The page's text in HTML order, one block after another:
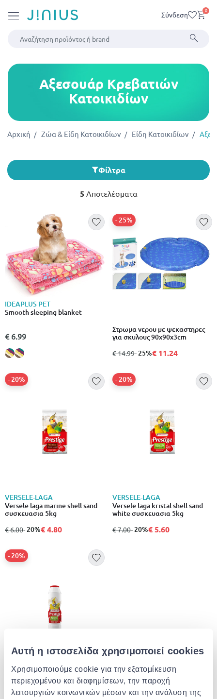
Αυτή η ιστοσελίδα χρησιμοποιεί cookies
Χρησιμοποιούμε cookie για την εξατομίκευση
περιεχομένου και διαφημίσεων, την παροχή
λειτουργιών κοινωνικών μέσων και την ανάλυση της
Σύνδεση 0
Αξεσουάρ Κρεβατιών
Κατοικιδίων
Αρχική Ζώα & Είδη Κατοικιδίων Είδη Κατοικιδίων
Φίλτρα
5Αποτελέσματα
IDEAPLUS PET
Smooth sleeping blanket
€ 6.99
Στρωμα νερου με ψεκαστηρες
για σκυλους 90x90x3cm
από
€ 14.99σε
- 25%
- 25%€ 11.24
VERSELE-LAGA
Versele laga marine shell sand
συσκευασια 5kg
από
€ 6.00σε
- 20%
- 20%€ 4.80
VERSELE-LAGA
Versele laga kristal shell sand
white συσκευασια 5kg
από
€ 7.00σε
- 20%
- 20%€ 5.60
VERSELE-LAGA
Versele laga kristal shell sand
dredger συσκευασια 2kg
- 20%